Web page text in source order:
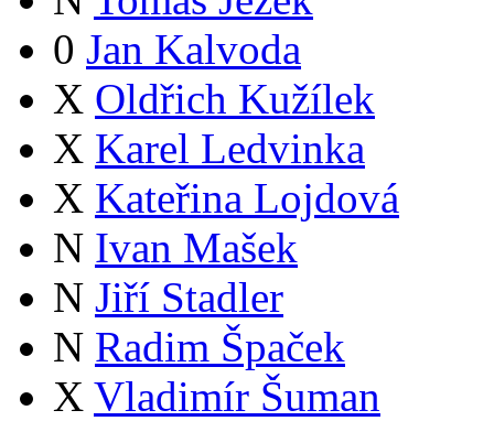
0 Jan Kalvoda
X Oldřich Kužílek
X Karel Ledvinka
X Kateřina Lojdová
N Ivan Mašek
N Jiří Stadler
N Radim Špaček
X Vladimír Šuman